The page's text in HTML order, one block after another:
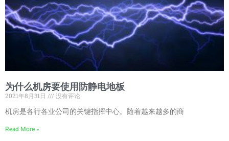
为什么机房要使用防静电地板
2021年8月31日
没有评论
机房是各行各业公司的关键指挥中心。随着越来越多的商
Read More »